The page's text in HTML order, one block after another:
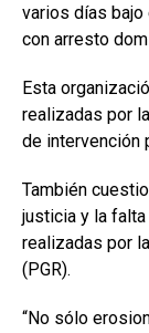
varios días
con arresto
Esta
realizadas por
de intervención
También
justicia y la
realizadas por
(PGR).
“No sólo